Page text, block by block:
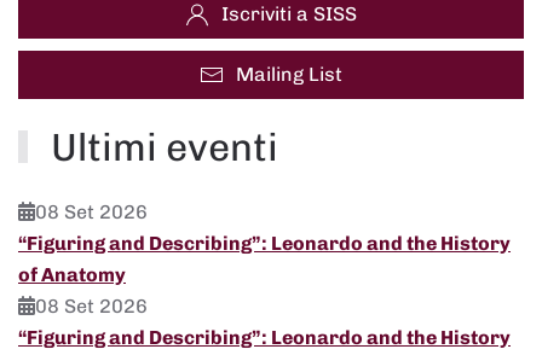
Iscriviti a SISS
Mailing List
Ultimi eventi
08 Set 2026
“Figuring and Describing”: Leonardo and the History
of Anatomy
08 Set 2026
“Figuring and Describing”: Leonardo and the History